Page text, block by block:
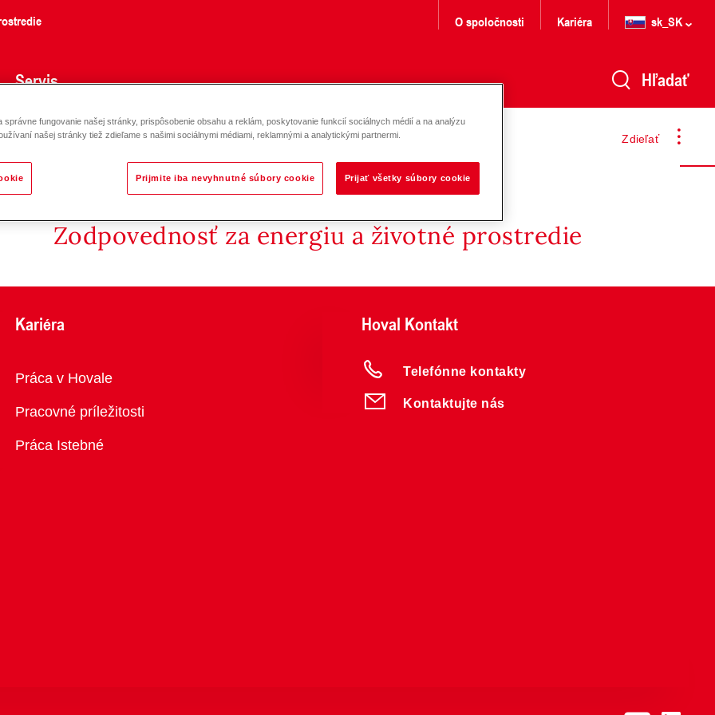
Servis
O spoločnosti Kariéra sk_SK
Hľadať
Zdieľať
LAN s priestorovým snímačom
Zodpovednosť za energiu a životné prostredie
Kariéra
Prehľad
Práca v Hovale
Pracovné príležitosti
Práca Istebné
Hoval Kontakt
Telefónne kontakty
Kontaktujte nás
správne fungovanie našej stránky, prispôsobenie obsahu a reklám, poskytovanie funkcií sociálnych médií a na analýzu
našej stránky tiež zdieľame s našimi sociálnymi médiami, reklamnými a analytickými partnermi.
Prijmite iba nevyhnutné súbory cookie Prijať všetky súbory cookie